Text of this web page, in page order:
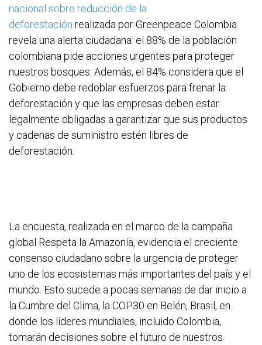
nacional sobre reducción de la
deforestación realizada por Greenpeace Colombia
revela una alerta ciudadana: el 88% de la población
colombiana pide acciones urgentes para proteger
nuestros bosques. Además, el 84% considera que el
Gobierno debe redoblar esfuerzos para frenar la
deforestación y que las empresas deben estar
legalmente obligadas a garantizar que sus productos
y cadenas de suministro estén libres de
deforestación.
La encuesta, realizada en el marco de la campaña
global Respeta la Amazonía, evidencia el creciente
consenso ciudadano sobre la urgencia de proteger
uno de los ecosistemas más importantes del país y el
mundo. Esto sucede a pocas semanas de dar inicio a
la Cumbre del Clima, la COP30 en Belén, Brasil, en
donde los líderes mundiales, incluido Colombia,
tomarán decisiones sobre el futuro de nuestros